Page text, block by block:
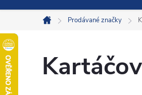
Domů
Prodávané značky